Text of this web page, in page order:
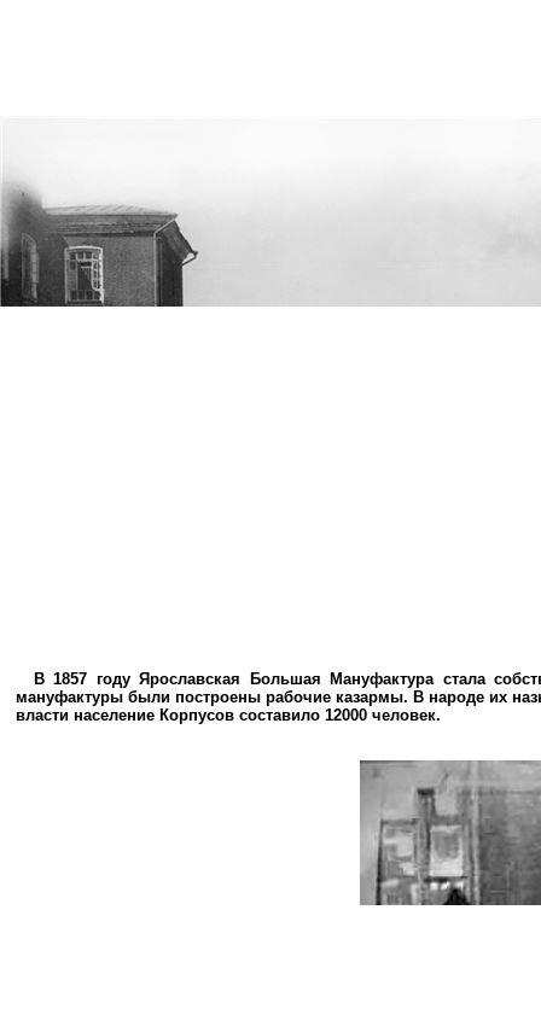
В 1857 году Ярославская Большая Мануфактура стала
мануфактуры были построены рабочие казармы. В народе их
власти население Корпусов составило 12000 человек.